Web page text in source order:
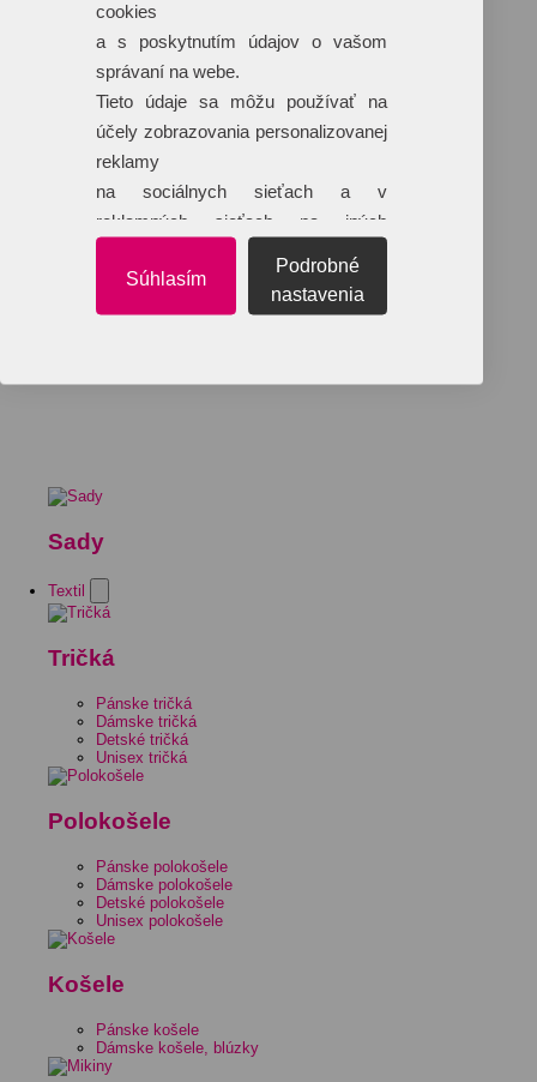
Sady
Textil
Tričká
Pánske tričká
Dámske tričká
Detské tričká
Unisex tričká
Polokošele
Pánske polokošele
Dámske polokošele
Detské polokošele
Unisex polokošele
Košele
Pánske košele
Dámske košele, blúzky
cookies
a s poskytnutím údajov o vašom
správaní na webe.
Tieto údaje sa môžu používať na
účely zobrazovania personalizovanej
reklamy
na sociálnych sieťach a v
reklamných sieťach na iných
Súhlasím
Podrobné
nastavenia